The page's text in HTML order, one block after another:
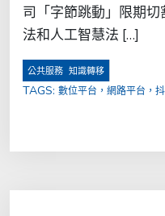
司「字節跳動」限期
法和人工智慧法 […]
公共服務 知識轉移
TAGS: 數位平台，網路平台，